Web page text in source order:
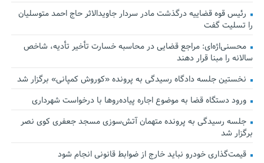
رئیس قوه قضاییه درگذشت مادر سردار جاویدالاثر حاج احمد متوسلیان
را تسلیت گفت
محسنی‌اژه‌ای: مراجع قضایی در محاسبه خسارت تأخیر تأدیه، شاخص
سالانه را مبنا قرار دهند
نخستین جلسه دادگاه رسیدگی به پرونده «کوروش کمپانی» برگزار شد
ورود دستگاه قضا به موضوع اجاره پیاده‌روها با درخواست شهرداری
جلسه رسیدگی به پرونده متهمان آتش‌سوزی مسجد جعفری کوی نصر
برگزار شد
قیمت‌گذاری خودرو نباید خارج از ضوابط قانونی انجام شود